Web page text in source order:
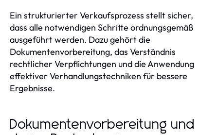
Ein strukturierter Verkaufsprozess stellt sicher,
dass alle notwendigen Schritte ordnungsgemäß
ausgeführt werden. Dazu gehört die
Dokumentenvorbereitung, das Verständnis
rechtlicher Verpflichtungen und die Anwendung
effektiver Verhandlungstechniken für bessere
Ergebnisse.
Dokumentenvorbereitung und